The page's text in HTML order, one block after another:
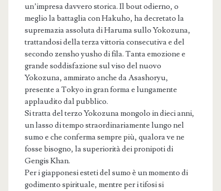
un’impresa davvero storica. Il bout odierno, o
meglio la battaglia con Hakuho, ha decretato la
supremazia assoluta di Haruma sullo Yokozuna,
trattandosi della terza vittoria consecutiva e del
secondo zensho yusho di fila. Tanta emozione e
grande soddisfazione sul viso del nuovo
Yokozuna, ammirato anche da Asashoryu,
presente a Tokyo in gran forma e lungamente
applaudito dal pubblico.
Si tratta del terzo Yokozuna mongolo in dieci anni,
un lasso di tempo straordinariamente lungo nel
sumo e che conferma sempre più, qualora ve ne
fosse bisogno, la superiorità dei pronipoti di
Gengis Khan.
Per i giapponesi esteti del sumo è un momento di
godimento spirituale, mentre per i tifosi si